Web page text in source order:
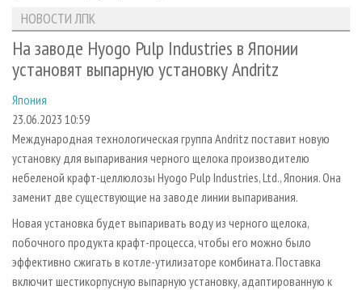
ЛЕСОЗАГОТОВКА
ЛЕСОПИЛЕНИЕ
СУШКА ДРЕВЕСИНЫ
ПРОИЗВОДСТВО ДРЕВЕСНЫХ ПЛИТ
ДЕРЕВЯННОЕ ДОМОСТРОЕНИЕ
ПРОИЗВОДСТВО МЕБЕЛИ
БИОЭНЕРГЕТИКА
ЦБП
ИНСТРУМЕНТ И МАТЕРИАЛЫ
НОВОСТИ ЛПК
НОВОСТИ ЖУРНАЛА
ПРОЕКТЫ ЛПИ
АНАЛИТИКА
ПРЕДПРИЯТИЯ ЛПК
ПЕРСОНЫ
МОБИЛЬНЫЕ ВЫСТАВКИ
ОФИЦИАЛЬНЫЕ ДЕЛЕГАЦИИ
ПРИОРИТЕТНЫЕ ИНВЕСТПРОЕКТЫ
RUSSIAN FORESTRY REVIEW
ГАЗЕТА ЛЕСПРОМФОРУМ
БИБЛИОТЕКА СПЕЦИАЛИСТА
АРХИВ ЖУРНАЛОВ
О ЖУРНАЛЕ
КОНТАКТЫ
РЕКЛАМОДАТЕЛЯМ
РЕКЛАМА
РЕКЛАМА НА САЙТЕ
НОВОСТИ ЛПК
На заводе Hyogo Pulp Industries в Японии
установят выпарную установку Andritz
Япония
23.06.2023 10:59
Международная технологическая группа Andritz поставит новую
установку для выпаривания черного щелока производителю
небеленой крафт-целлюлозы Hyogo Pulp Industries, Ltd., Япония. Она
заменит две существующие на заводе линии выпаривания.
Новая установка будет выпаривать воду из черного щелока,
побочного продукта крафт-процесса, чтобы его можно было
эффективно сжигать в котле-утилизаторе комбината. Поставка
включит шестикорпусную выпарную установку, адаптированную к